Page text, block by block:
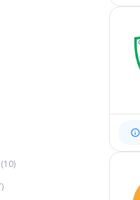
/ internados
Múltiples
y la
(10)